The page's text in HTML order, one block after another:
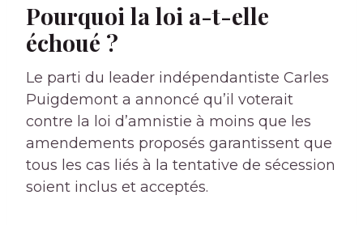
Pourquoi la loi a-t-elle
échoué ?
Le parti du leader indépendantiste Carles
Puigdemont a annoncé qu’il voterait
contre la loi d’amnistie à moins que les
amendements proposés garantissent que
tous les cas liés à la tentative de sécession
soient inclus et acceptés.